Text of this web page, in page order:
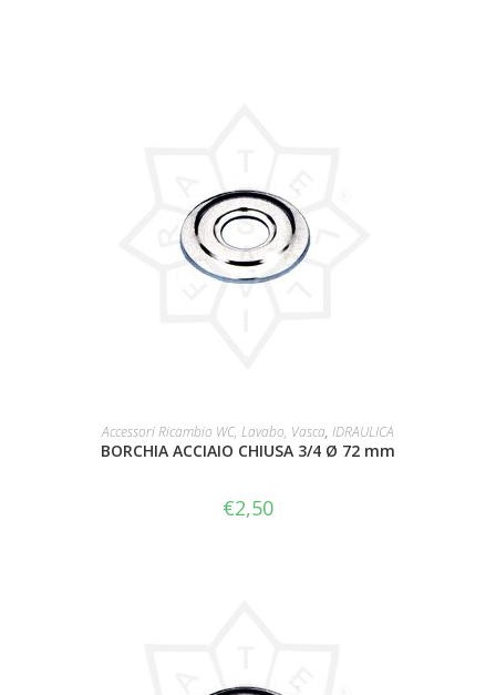
AGGIUNGI AL CARRELLO
Accessori Ricambio WC, Lavabo, Vasca, IDRAULICA
BORCHIA ACCIAIO CHIUSA 3/4 Ø 72 mm
€2,50